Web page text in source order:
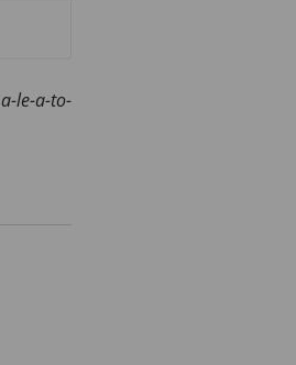
a-le-a-to-